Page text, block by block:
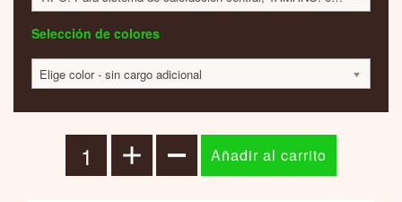
Selección de colores
Elige color - sin cargo adicional